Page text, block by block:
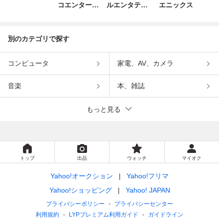
コエンターテ
ルエンタテイ
エニックス
別のカテゴリで探す
コンピュータ 家電、AV、カメラ
音楽 本、雑誌
もっと見る
トップ 出品 ウォッチ マイオク
Yahoo!オークション
Yahoo!フリマ
Yahoo!ショッピング
Yahoo! JAPAN
プライバシーポリシー
プライバシーセンター
利用規約
LYPプレミアム利用ガイド ガイドライン